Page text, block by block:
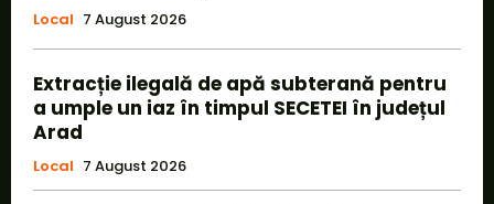
Local 7 August 2026
Extracție ilegală de apă subterană pentru
a umple un iaz în timpul SECETEI în județul
Arad
Local 7 August 2026